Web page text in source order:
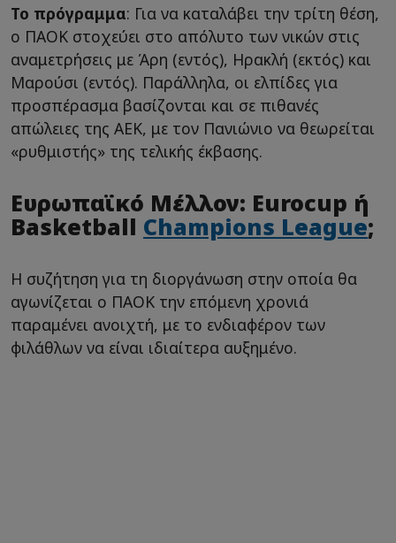
Το πρόγραμμα: Για να καταλάβει την τρίτη θέση,
ο ΠΑΟΚ στοχεύει στο απόλυτο των νικών στις
αναμετρήσεις με Άρη (εντός), Ηρακλή (εκτός) και
Μαρούσι (εντός). Παράλληλα, οι ελπίδες για
προσπέρασμα βασίζονται και σε πιθανές
απώλειες της ΑΕΚ, με τον Πανιώνιο να θεωρείται
«ρυθμιστής» της τελικής έκβασης.
Ευρωπαϊκό Μέλλον: Eurocup ή
Basketball Champions League;
Η συζήτηση για τη διοργάνωση στην οποία θα
αγωνίζεται ο ΠΑΟΚ την επόμενη χρονιά
παραμένει ανοιχτή, με το ενδιαφέρον των
φιλάθλων να είναι ιδιαίτερα αυξημένο.